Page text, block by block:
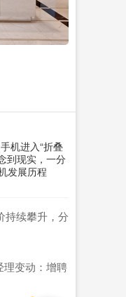
机进入“折叠
到现实，一分
发展历程
持续攀升，分
理变动：增聘